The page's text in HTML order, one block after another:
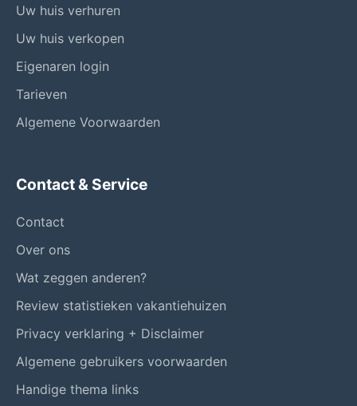
Uw huis verhuren
Uw huis verkopen
Eigenaren login
Tarieven
Algemene Voorwaarden
Contact & Service
Contact
Over ons
Wat zeggen anderen?
Review statistieken vakantiehuizen
Privacy verklaring + Disclaimer
Algemene gebruikers voorwaarden
Handige thema links